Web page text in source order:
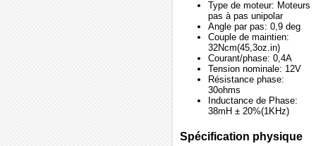
Type de moteur: Moteurs
pas à pas unipolar
Angle par pas: 0,9 deg
Couple de maintien:
32Ncm(45,3oz.in)
Courant/phase: 0,4A
Tension nominale: 12V
Résistance phase:
30ohms
Inductance de Phase:
38mH ± 20%(1KHz)
Spécification physique